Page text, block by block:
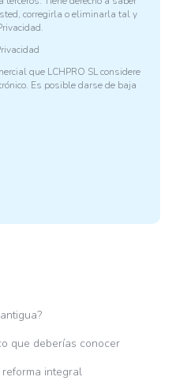
corregirla o eliminarla tal y
que LCHPRO SL considere
Es posible darse de baja
que deberías conocer
integral